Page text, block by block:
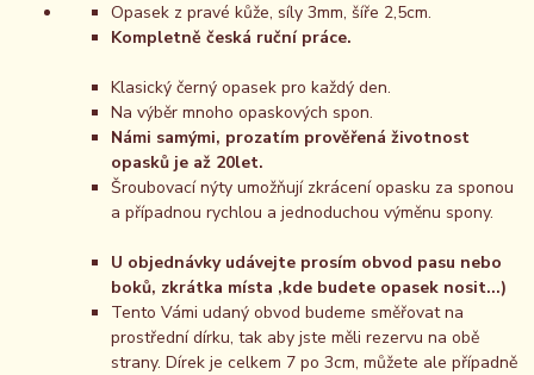
Opasek z pravé kůže, síly 3mm, šíře 2,5cm.
Kompletně česká ruční práce.
Klasický černý opasek pro každý den.
Na výběr mnoho opaskových spon.
Námi samými, prozatím prověřená životnost
opasků je až 20let.
Šroubovací nýty umožňují zkrácení opasku za sponou
a případnou rychlou a jednoduchou výměnu spony.
U objednávky udávejte prosím obvod pasu nebo
boků, zkrátka místa ,kde budete opasek nosit...)
Tento Vámi udaný obvod budeme směřovat na
prostřední dírku, tak aby jste měli rezervu na obě
strany. Dírek je celkem 7 po 3cm, můžete ale případně